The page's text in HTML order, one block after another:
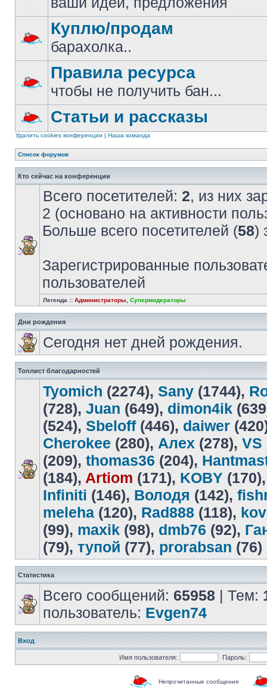
Куплю/продам
барахолка..
Правила ресурса
чтобы не получить бан...
Статьи и рассказы
Удалить cookies конференции | Наша команда
Список форумов
Кто сейчас на конференции
Всего посетителей: 2, из них
2 (основано на активности
Больше всего посетителей (58)
Зарегистрированные
пользователей
Легенда :: Администраторы Супермодераторы
Дни рождения
Сегодня нет дней рождения.
Топлист благодарностей
Tyomich (2274), Sany (1744),
(728), Juan (649), dimon4ik
(524), Sbeloff(446), daiwer
Cherokee (280), Алех (278), VS
(209), thomas36 (204),
(184), Artiom (171), KOBY
Infiniti (146), Володя (142),
meleha (120), Rad888 (118),
(99), maxik (98), dmb76 (92),
(79), тупой (77), prorabsan (76)
Статистика
Всего сообщений: 65958 | Тем:
пользователь: Evgen74
Вход
Имя пользователя: Пароль:
Непрочитанные сообщения